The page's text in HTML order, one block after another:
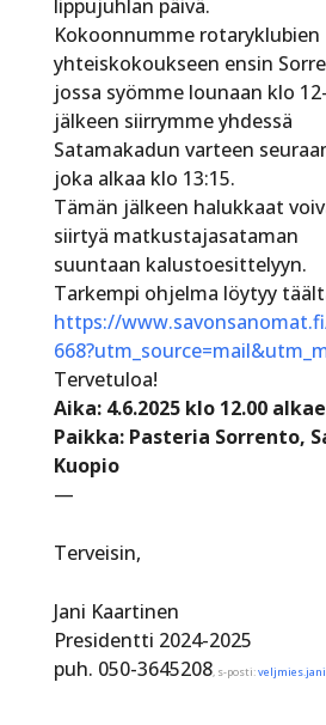
lippujuhlan päivä.
Kokoonnumme rotaryklubien
yhteiskokoukseen ensin
jossa syömme lounaan klo
jälkeen siirrymme yhdessä
Satamakadun varteen
joka alkaa klo 13:15.
Tämän jälkeen halukkaat
siirtyä matkustajasataman
suuntaan kalustoesittelyyn.
Tarkempi ohjelma löytyy
https://
Tervetuloa!
Aika: 4.6.2025 klo 12.00
Paikka: Pasteria Sorrento,
Kuopio
—
Terveisin,
Jani Kaartinen
Presidentti 2024-2025
puh. 050-3645208, s-posti: